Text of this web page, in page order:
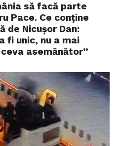
să facă parte
Pace. Ce conține
de Nicușor Dan:
fi unic, nu a mai
asemănător”